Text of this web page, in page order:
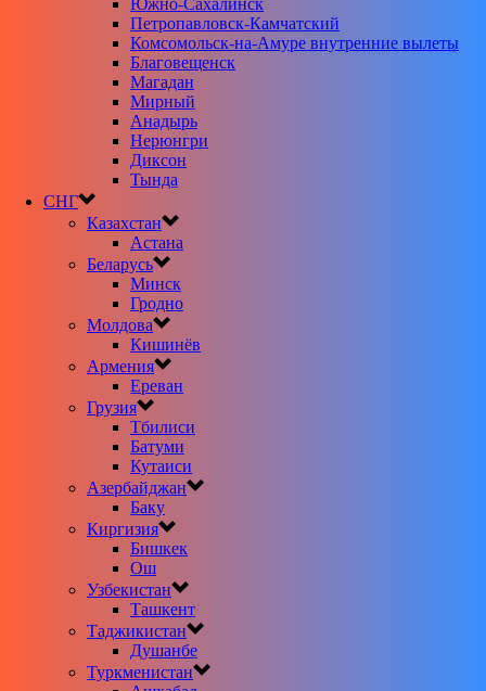
Южно-Сахалинск
Петропавловск-Камчатский
Комсомольск-на-Амуре внутренние вылеты
Благовещенск
Магадан
Мирный
Анадырь
Нерюнгри
Диксон
Тында
СНГ
Казахстан
Астана
Беларусь
Минск
Гродно
Молдова
Кишинёв
Армения
Ереван
Грузия
Тбилиси
Батуми
Кутаиси
Азербайджан
Баку
Киргизия
Бишкек
Ош
Узбекистан
Ташкент
Таджикистан
Душанбе
Туркменистан